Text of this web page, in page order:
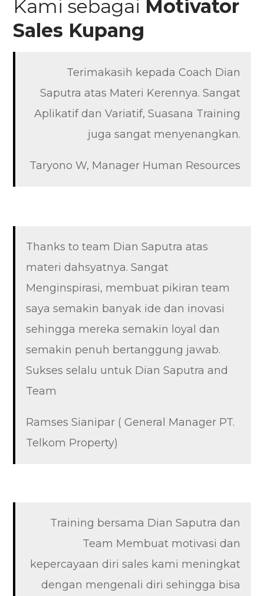
Kami sebagai Motivator
Sales Kupang
Terimakasih kepada Coach Dian
Saputra atas Materi Kerennya. Sangat
Aplikatif dan Variatif, Suasana Training
juga sangat menyenangkan.
Taryono W, Manager Human Resources
Thanks to team Dian Saputra atas
materi dahsyatnya. Sangat
Menginspirasi, membuat pikiran team
saya semakin banyak ide dan inovasi
sehingga mereka semakin loyal dan
semakin penuh bertanggung jawab.
Sukses selalu untuk Dian Saputra and
Team
Ramses Sianipar ( General Manager PT.
Telkom Property)
Training bersama Dian Saputra dan
Team Membuat motivasi dan
kepercayaan diri sales kami meningkat
dengan mengenali diri sehingga bisa